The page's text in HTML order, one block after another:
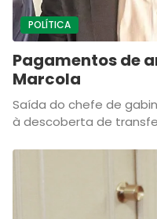
POLÍTICA
Pagamentos de
Marcola
Saída do chefe de
à descoberta de